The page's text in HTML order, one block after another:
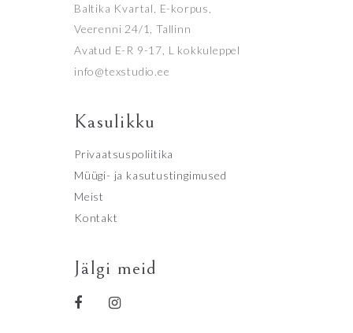
Baltika Kvartal, E-korpus,
Veerenni 24/1, Tallinn
Avatud E-R 9-17, L kokkuleppel
info@texstudio.ee
Kasulikku
Privaatsuspoliitika
Müügi- ja kasutustingimused
Meist
Kontakt
Jälgi meid